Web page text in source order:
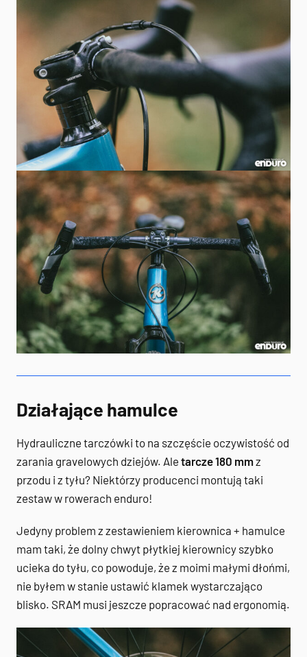
Działające hamulce
Hydrauliczne tarczówki to na szczęście oczywistość od
zarania gravelowych dziejów. Ale tarcze 180 mmz
przodu i z tyłu? Niektórzy producenci montują taki
zestaw w rowerach enduro!
Jedyny problem z zestawieniem kierownica + hamulce
mam taki, że dolny chwyt płytkiej kierownicy szybko
ucieka do tyłu, co powoduje, że z moimi małymi dłońmi,
nie byłem w stanie ustawić klamek wystarczająco
blisko. SRAM musi jeszcze popracować nad ergonomią.